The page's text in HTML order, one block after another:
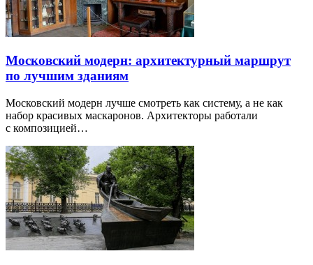
Московский модерн: архитектурный маршрут
по лучшим зданиям
Московский модерн лучше смотреть как систему, а не как
набор красивых маскаронов. Архитекторы работали
с композицией…